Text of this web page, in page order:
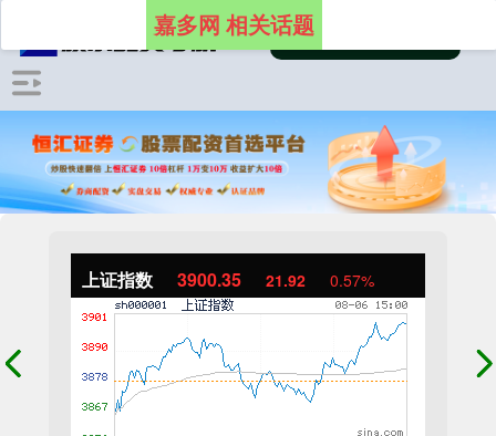
上证指数 3900.35 21.92 0.57%
嘉多网 相关话题